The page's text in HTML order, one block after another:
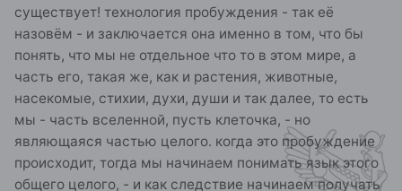
существует! технология пробуждения - так её
назовём - и заключается она именно в том, что бы
понять, что мы не отдельное что то в этом мире, а
часть его, такая же, как и растения, животные,
насекомые, стихии, духи, души и так далее, то есть
мы - часть вселенной, пусть клеточка, - но
являющаяся частью целого. когда это пробуждение
происходит, тогда мы начинаем понимать язык этого
общего целого, - и как следствие начинаем получать